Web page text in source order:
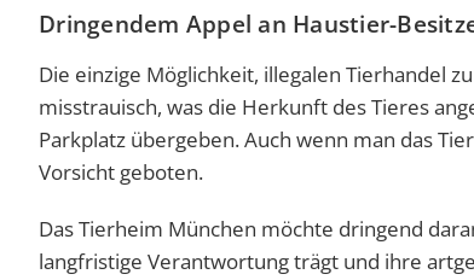
Dringendem Appel an Haustier-
Die einzige Möglichkeit, illegalen Tierhandel
misstrauisch, was die Herkunft des Tieres
Parkplatz übergeben. Auch wenn man das
Vorsicht geboten.
Das Tierheim München möchte dringend
langfristige Verantwortung trägt und ihre